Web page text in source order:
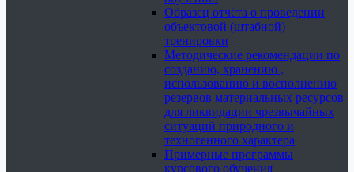
Образец отчёта о проведении
объектовой (штабной)
тренировки
Методические рекомендации по
созданию, хранению ,
использованию и восполнению
резервов материальных ресурсов
для ликвидации чрезвычайных
ситуаций природного и
техногенного характера
Примерные программы
курсового обучения